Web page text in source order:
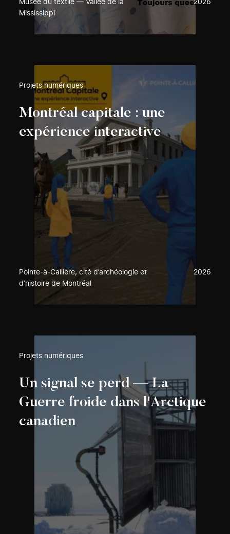
Musée du textile — Vallée de la
Mississippi
2026
Projets numériques
Montréal capitale : une
expérience interactive
Pointe-à-Callière, cité d’archéologie et
d’histoire de Montréal
2026
Projets numériques
Un signal se perd — La
Guerre froide dans l'Arctique
canadien